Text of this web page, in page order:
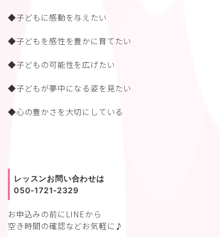
◆子どもに感動を与えたい
◆子どもを感性を豊かに育てたい
◆子どもの可能性を広げたい
◆子どもが夢中になる姿を見たい
◆心の豊かさを大切にしている
レッスンお問い合わせは
050-1721-2329
お申込みの前に LINEから
空き時間の確認などお気軽に♪